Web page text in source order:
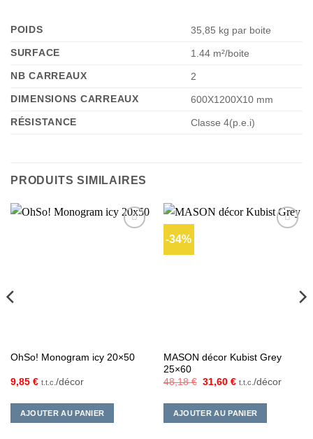
POIDS
35,85 kg par boite
SURFACE
1.44 m²/boite
NB CARREAUX
2
DIMENSIONS CARREAUX
600X1200X10 mm
RÉSISTANCE
Classe 4(p.e.i)
PRODUITS SIMILAIRES
OhSo! Monogram icy 20×50
9,85 € t.t.c. /décor
AJOUTER AU PANIER
-34%
MASON décor Kubist Grey
25×60
48,18€ Le
était :
48,18 €.
31,60 €Le
est :
31,60 €.
t.t.c. /décor
AJOUTER AU PANIER